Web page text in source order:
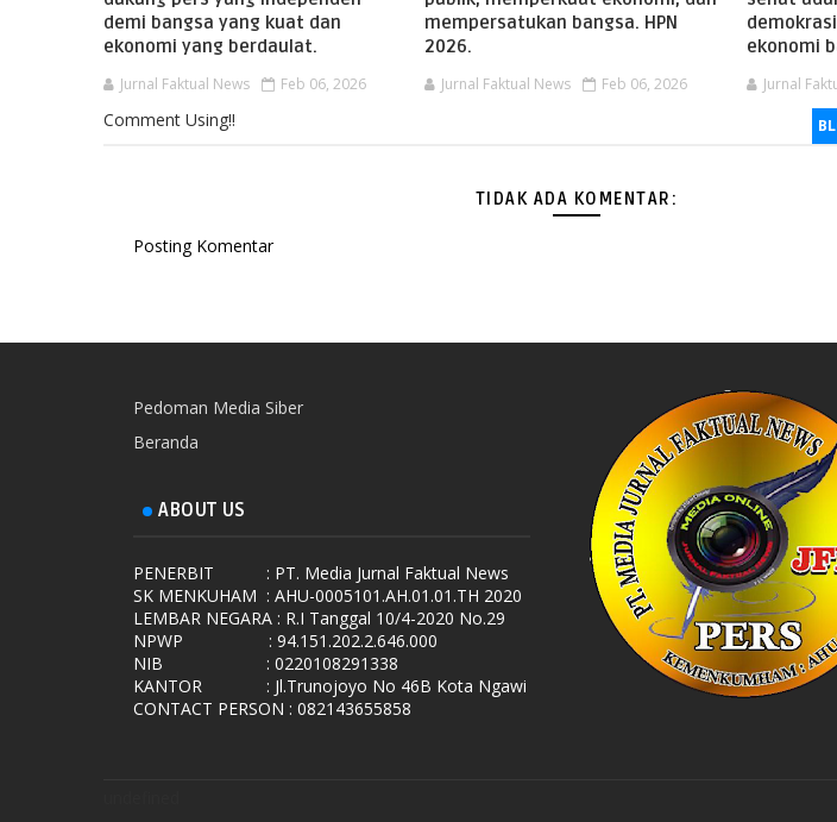
demi bangsa yang kuat dan
ekonomi yang berdaulat.
Jurnal Faktual News Feb 06, 2026
mempersatukan bangsa. HPN
2026.
Jurnal Faktual News Feb 06, 2026
ekonomi
Jurnal
Comment Using!!
TIDAK ADA KOMENTAR:
Posting Komentar
Pedoman Media Siber
Beranda
ABOUT US
PENERBIT
: PT. Media Jurnal Faktual News
SK MENKUHAM : AHU-0005101.AH.01.01.TH 2020
LEMBAR NEGARA : R.I Tanggal 10/4-2020 No.29
NPWP
: 94.151.202.2.646.000
NIB
: 0220108291338
KANTOR
: Jl.Trunojoyo No 46B Kota Ngawi
CONTACT PERSON : 082143655858